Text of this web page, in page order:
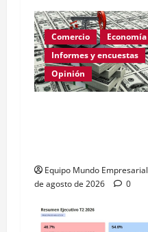
Comercio
Economía
Informes y encuestas
Opinión
Equipo Mundo Empresarial
de agosto de 2026
0